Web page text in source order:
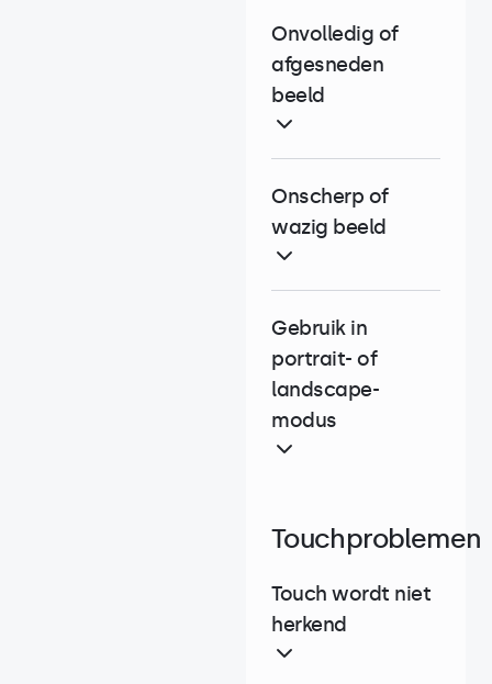
Onvolledig of
afgesneden
beeld
Onscherp of
wazig beeld
Gebruik in
portrait- of
landscape-
modus
Touchproblemen
Touch wordt niet
herkend